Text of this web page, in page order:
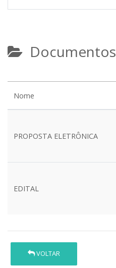
Documentos
Nome
PROPOSTA ELETRÔNICA
EDITAL
VOLTAR